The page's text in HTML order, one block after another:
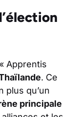
Apprentis
. Ce
plus qu’un
principale